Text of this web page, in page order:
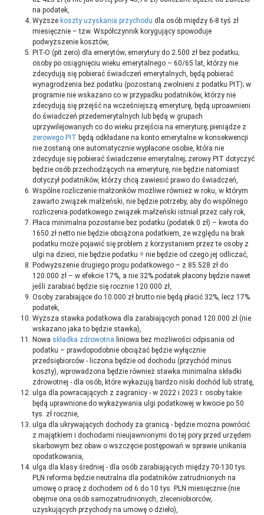
na podatek,
Wyższe koszty uzyskania przychodu dla osób między 6-8 tyś zł
miesięcznie – tzw. Współczynnik korygujący spowoduje
podwyższenie kosztów,
PIT-O (pit zero) dla emerytów; emerytury do 2.500 zł bez podatku;
osoby po osiągnięciu wieku emerytalnego – 60/65 lat, którzy nie
zdecydują się pobierać świadczeń emerytalnych, będą pobierać
wynagrodzenia bez podatku (pozostaną zwolnieni z podatku PIT); w
programie nie wskazano co w przypadku podatników, którzy nie
zdecydują się przejść na wcześniejszą emeryturę, będą uproawnieni
do świadczeń przedemerytalnych lub będą w grupach
uprzywilejowanych co do wieku przejścia na emeryturę; pieniądze z
zerowego PIT będą odkładane na konto emerytalne w konsekwencji
nie zostaną one automatycznie wypłacone osobie, która nie
zdecyduje się pobierać świadczenie emerytalnej; zerowy PIT dotyczyć
będzie osób przechodzących na emeryturę, nie będzie natomiast
dotyczył podatników, którzy chcą zawiesić prawo do świadczeń,
Wspólne rozliczenie małżonków możliwe również w roku, w którym
zawarto związek małżeński, nie będzie potrzeby, aby do wspólnego
rozliczenia podatkowego związek małżeński istniał przez cały rok,
Płaca minimalna pozostanie bez podatku (podatek 0 zł) – kwota do
1650 zł netto nie będzie obciążona podatkiem, ze względu na brak
podatku może pojawić się problem z korzystaniem przez te osoby z
ulgi na dzieci, nie będzie podatku = nie będzie od czego jej odliczać,
Podwyższenie drugiego progu podatkowego – z 85.528 zł do
120.000 zł – w efekcie 17%, a nie 32% podatek płacony będzie nawet
jeśli zarabiać będzie się rocznie 120.000 zł,
Osoby zarabiające do 10.000 zł brutto nie będą płacić 32%, lecz 17%
podatek,
Wyższa stawka podatkowa dla zarabiających ponad 120.000 zł (nie
wskazano jaka to będzie stawka),
Nowa składka zdrowotna liniowa bez możliwości odpisania od
podatku – prawdopodobnie obciążać będzie wyłącznie
przedsiębiorców - liczona będzie od dochodu (przychód minus
koszty), wprowadzona będzie również stawka minimalna składki
zdrowotnej - dla osób, które wykazują bardzo niski dochód lub stratę,
ulga dla powracających z zagranicy - w 2022 i 2023 r. osoby takie
będą uprawnione do wykazywania ulgi podatkowej w kwocie po 50
tys. zł rocznie,
ulga dla ukrywających dochody za granicą - będzie można powrócić
z majątkiem i dochodami nieujawnionymi do tej pory przed urzędem
skarbowym bez obaw o wszczęcie postępowań w sprawie unikania
opodatkowania,
ulga dla klasy średniej - dla osób zarabiających między 70-130 tys.
PLN reforma będzie neutralna dla podatników zatrudnionych na
umowę o pracę z dochodem od 6 do 10 tys. PLN miesięcznie (nie
obejmie ona osób samozatrudnionych, zleceniobiorców,
uzyskujących przychody na umowę o dzieło),